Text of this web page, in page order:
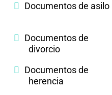
Documentos de asilo
Documentos de
divorcio
Documentos de
herencia